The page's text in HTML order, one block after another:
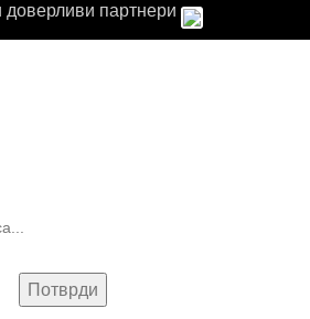
доверливи партнери